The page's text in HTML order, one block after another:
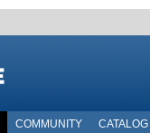
COMMUNITY CATALOG